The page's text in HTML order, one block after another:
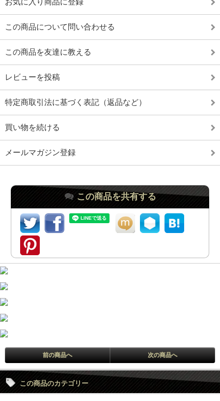
お気に入り商品に登録
この商品について問い合わせる
この商品を友達に教える
レビューを投稿
特定商取引法に基づく表記（返品など）
買い物を続ける
メールマガジン登録
この商品を共有する
前の商品へ 次の商品へ
この商品のカテゴリー